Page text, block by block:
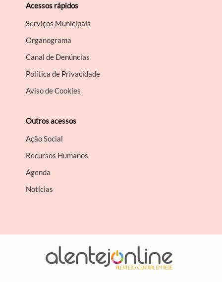
Acessos rápidos
Serviços Municipais
Organograma
Canal de Denúncias
Política de Privacidade
Aviso de Cookies
Outros acessos
Ação Social
Recursos Humanos
Agenda
Notícias